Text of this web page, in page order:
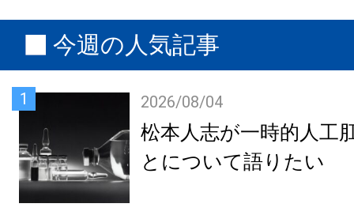
今週の人気記事
1 2026/08/04
松本人志が一時的人工
とについて語りたい